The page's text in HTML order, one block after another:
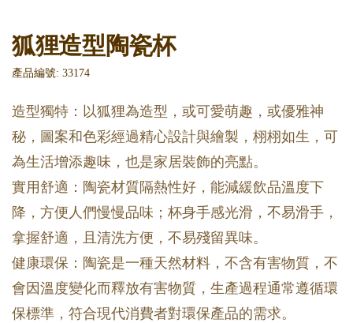
狐狸造型陶瓷杯
產品編號: 33174
造型獨特：以狐狸為造型，或可愛萌趣，或優雅神
秘，圖案和色彩經過精心設計與繪製，栩栩如生，可
為生活增添趣味，也是家居裝飾的亮點。
實用舒適：陶瓷材質隔熱性好，能減緩飲品溫度下
降，方便人們慢慢品味；杯身手感光滑，不易滑手，
拿握舒適，且清洗方便，不易殘留異味。
健康環保：陶瓷是一種天然材料，不含有害物質，不
會因溫度變化而釋放有害物質，生產過程通常遵循環
保標準，符合現代消費者對環保產品的需求。